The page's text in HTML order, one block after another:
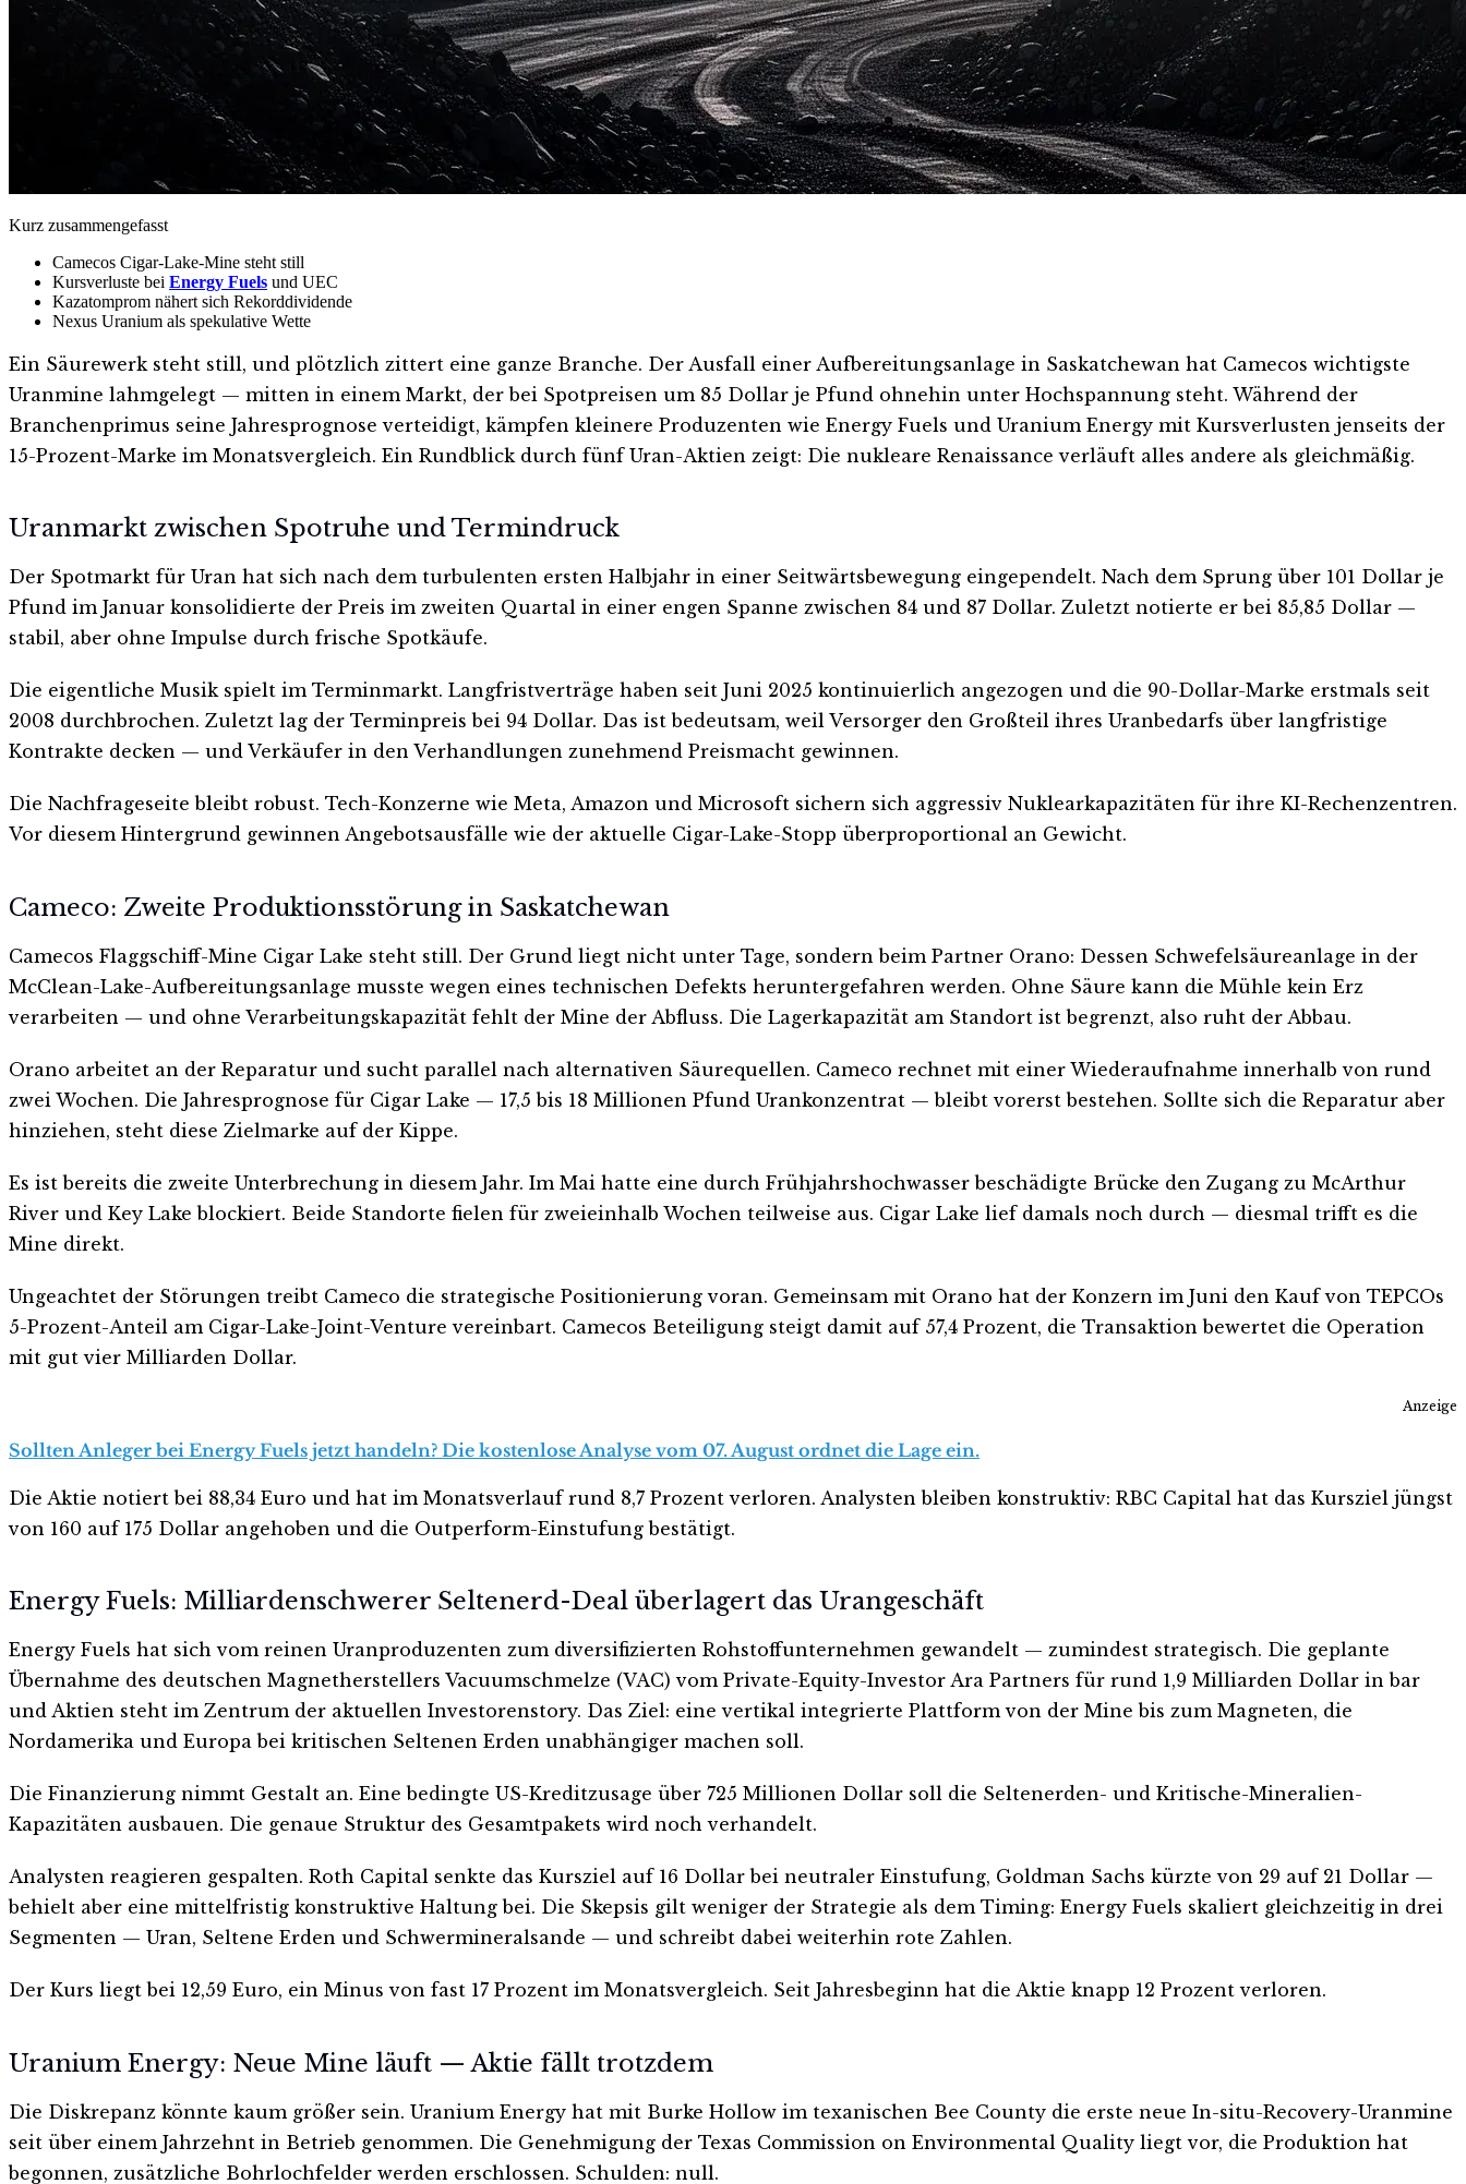
Kurz zusammengefasst
Camecos Cigar-Lake-Mine steht still
Kursverluste bei Energy Fuels und UEC
Kazatomprom nähert sich Rekorddividende
Nexus Uranium als spekulative Wette
Ein Säurewerk steht still, und plötzlich zittert eine ganze Branche. Der Ausfall einer Aufbereitungsanlage in Saskatchewan hat Camecos wichtigste
Uranmine lahmgelegt — mitten in einem Markt, der bei Spotpreisen um 85 Dollar je Pfund ohnehin unter Hochspannung steht. Während der
Branchenprimus seine Jahresprognose verteidigt, kämpfen kleinere Produzenten wie Energy Fuels und Uranium Energy mit Kursverlusten jenseits der
15-Prozent-Marke im Monatsvergleich. Ein Rundblick durch fünf Uran-Aktien zeigt: Die nukleare Renaissance verläuft alles andere als gleichmäßig.
Uranmarkt zwischen Spotruhe und Termindruck
Der Spotmarkt für Uran hat sich nach dem turbulenten ersten Halbjahr in einer Seitwärtsbewegung eingependelt. Nach dem Sprung über 101 Dollar je
Pfund im Januar konsolidierte der Preis im zweiten Quartal in einer engen Spanne zwischen 84 und 87 Dollar. Zuletzt notierte er bei 85,85 Dollar —
stabil, aber ohne Impulse durch frische Spotkäufe.
Die eigentliche Musik spielt im Terminmarkt. Langfristverträge haben seit Juni 2025 kontinuierlich angezogen und die 90-Dollar-Marke erstmals seit
2008 durchbrochen. Zuletzt lag der Terminpreis bei 94 Dollar. Das ist bedeutsam, weil Versorger den Großteil ihres Uranbedarfs über langfristige
Kontrakte decken — und Verkäufer in den Verhandlungen zunehmend Preismacht gewinnen.
Die Nachfrageseite bleibt robust. Tech-Konzerne wie Meta, Amazon und Microsoft sichern sich aggressiv Nuklearkapazitäten für ihre KI-Rechenzentren.
Vor diesem Hintergrund gewinnen Angebotsausfälle wie der aktuelle Cigar-Lake-Stopp überproportional an Gewicht.
Cameco: Zweite Produktionsstörung in Saskatchewan
Camecos Flaggschiff-Mine Cigar Lake steht still. Der Grund liegt nicht unter Tage, sondern beim Partner Orano: Dessen Schwefelsäureanlage in der
McClean-Lake-Aufbereitungsanlage musste wegen eines technischen Defekts heruntergefahren werden. Ohne Säure kann die Mühle kein Erz
verarbeiten — und ohne Verarbeitungskapazität fehlt der Mine der Abfluss. Die Lagerkapazität am Standort ist begrenzt, also ruht der Abbau.
Orano arbeitet an der Reparatur und sucht parallel nach alternativen Säurequellen. Cameco rechnet mit einer Wiederaufnahme innerhalb von rund
zwei Wochen. Die Jahresprognose für Cigar Lake — 17,5 bis 18 Millionen Pfund Urankonzentrat — bleibt vorerst bestehen. Sollte sich die Reparatur aber
hinziehen, steht diese Zielmarke auf der Kippe.
Es ist bereits die zweite Unterbrechung in diesem Jahr. Im Mai hatte eine durch Frühjahrshochwasser beschädigte Brücke den Zugang zu McArthur
River und Key Lake blockiert. Beide Standorte fielen für zweieinhalb Wochen teilweise aus. Cigar Lake lief damals noch durch — diesmal trifft es die
Mine direkt.
Ungeachtet der Störungen treibt Cameco die strategische Positionierung voran. Gemeinsam mit Orano hat der Konzern im Juni den Kauf von TEPCOs
5-Prozent-Anteil am Cigar-Lake-Joint-Venture vereinbart. Camecos Beteiligung steigt damit auf 57,4 Prozent, die Transaktion bewertet die Operation
mit gut vier Milliarden Dollar.
Anzeige
Sollten Anleger bei Energy Fuels jetzt handeln? Die kostenlose Analyse vom 07. August ordnet die Lage ein.
Die Aktie notiert bei 88,34 Euro und hat im Monatsverlauf rund 8,7 Prozent verloren. Analysten bleiben konstruktiv: RBC Capital hat das Kursziel jüngst
von 160 auf 175 Dollar angehoben und die Outperform-Einstufung bestätigt.
Energy Fuels: Milliardenschwerer Seltenerd-Deal überlagert das Urangeschäft
Energy Fuels hat sich vom reinen Uranproduzenten zum diversifizierten Rohstoffunternehmen gewandelt — zumindest strategisch. Die geplante
Übernahme des deutschen Magnetherstellers Vacuumschmelze (VAC) vom Private-Equity-Investor Ara Partners für rund 1,9 Milliarden Dollar in bar
und Aktien steht im Zentrum der aktuellen Investorenstory. Das Ziel: eine vertikal integrierte Plattform von der Mine bis zum Magneten, die
Nordamerika und Europa bei kritischen Seltenen Erden unabhängiger machen soll.
Die Finanzierung nimmt Gestalt an. Eine bedingte US-Kreditzusage über 725 Millionen Dollar soll die Seltenerden- und Kritische-Mineralien-
Kapazitäten ausbauen. Die genaue Struktur des Gesamtpakets wird noch verhandelt.
Analysten reagieren gespalten. Roth Capital senkte das Kursziel auf 16 Dollar bei neutraler Einstufung, Goldman Sachs kürzte von 29 auf 21 Dollar —
behielt aber eine mittelfristig konstruktive Haltung bei. Die Skepsis gilt weniger der Strategie als dem Timing: Energy Fuels skaliert gleichzeitig in drei
Segmenten — Uran, Seltene Erden und Schwermineralsande — und schreibt dabei weiterhin rote Zahlen.
Der Kurs liegt bei 12,59 Euro, ein Minus von fast 17 Prozent im Monatsvergleich. Seit Jahresbeginn hat die Aktie knapp 12 Prozent verloren.
Uranium Energy: Neue Mine läuft — Aktie fällt trotzdem
Die Diskrepanz könnte kaum größer sein. Uranium Energy hat mit Burke Hollow im texanischen Bee County die erste neue In-situ-Recovery-Uranmine
seit über einem Jahrzehnt in Betrieb genommen. Die Genehmigung der Texas Commission on Environmental Quality liegt vor, die Produktion hat
begonnen, zusätzliche Bohrlochfelder werden erschlossen. Schulden: null.